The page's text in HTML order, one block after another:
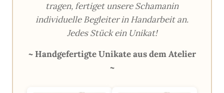
tragen, fertiget unsere Schamanin
individuelle Begleiter in Handarbeit an.
Jedes Stück ein Unikat!
~ Handgefertigte Unikate aus dem Atelier
~